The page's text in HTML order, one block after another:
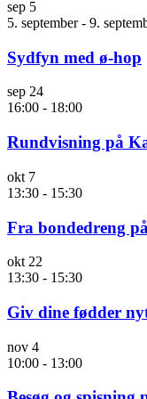
sep 5
5. september- 9.
Sydfyn med ø-hop
sep 24
16:00 - 18:00
Rundvisning på
okt 7
13:30 - 15:30
Fra bondedreng
okt 22
13:30 - 15:30
Giv dine fødder
nov 4
10:00 - 13:00